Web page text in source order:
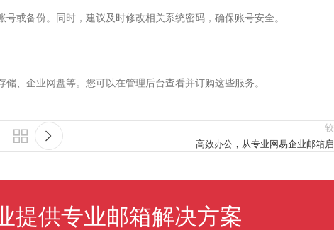
或备份。同时，建议及时修改相关系统密码，确保账号安全。
、企业网盘等。您可以在管理后台查看并订购这些服务。
高效办公，从专业网易企业邮箱
提供专业邮箱解决方案